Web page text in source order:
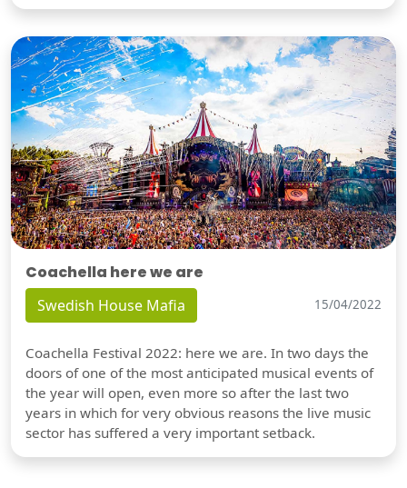
Coachella here we are
Swedish House Mafia 15/04/2022
Coachella Festival 2022: here we are. In two days the
doors of one of the most anticipated musical events of
the year will open, even more so after the last two
years in which for very obvious reasons the live music
sector has suffered a very important setback.